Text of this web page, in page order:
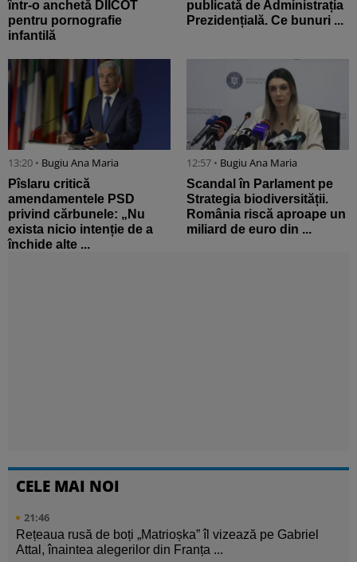
într-o anchetă DIICOT
pentru pornografie
infantilă
publicată de Administrația
Prezidențială. Ce bunuri ...
13:20 • Bugiu ⁠Ana Maria
Pîslaru critică
amendamentele PSD
privind cărbunele: „Nu
exista nicio intenție de a
închide alte ...
12:57 • Bugiu ⁠Ana Maria
Scandal în Parlament pe
Strategia biodiversității.
România riscă aproape un
miliard de euro din ...
CELE MAI NOI
21:46
Rețeaua rusă de boți „Matrioșka” îl vizează pe Gabriel
Attal, înaintea alegerilor din Franța ...